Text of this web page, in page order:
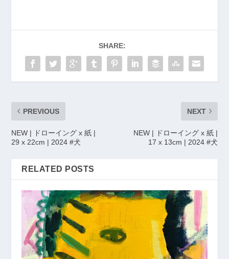
SHARE:
PREVIOUS
NEW | ドローイング x 紙 |
29 x 22cm | 2024 #犬
NEXT
NEW | ドローイング x 紙 |
17 x 13cm | 2024 #犬
RELATED POSTS